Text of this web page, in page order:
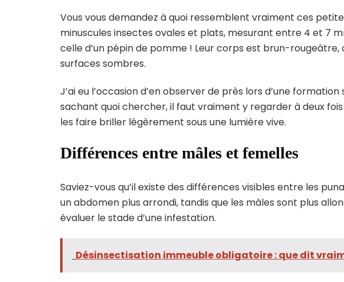
Vous vous demandez à quoi ressemblent vraiment ces
minuscules insectes ovales et plats, mesurant entre 4 et 7
celle d’un pépin de pomme ! Leur corps est brun-
surfaces sombres.
J’ai eu l’occasion d’en observer de près lors d’une
sachant quoi chercher, il faut vraiment y regarder à deux
les faire briller légèrement sous une lumière vive.
Différences entre mâles et femelles
Saviez-vous qu’il existe des différences visibles entre les
un abdomen plus arrondi, tandis que les mâles sont plus
évaluer le stade d’une infestation.
Désinsectisation immeuble obligatoire : que dit